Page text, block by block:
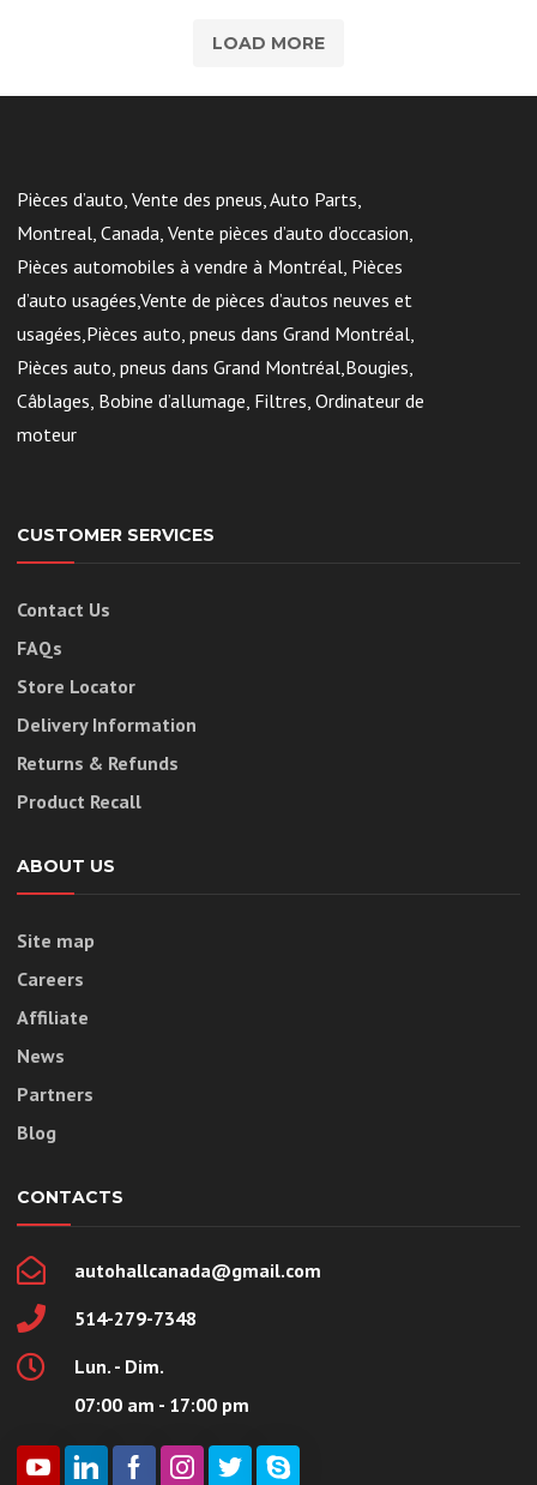
LOAD MORE
Pièces d’auto, Vente des pneus, Auto Parts,
Montreal, Canada, Vente pièces d’auto d’occasion,
Pièces automobiles à vendre à Montréal, Pièces
d’auto usagées,Vente de pièces d’autos neuves et
usagées,Pièces auto, pneus dans Grand Montréal,
Pièces auto, pneus dans Grand Montréal,Bougies,
Câblages, Bobine d’allumage, Filtres, Ordinateur de
moteur
CUSTOMER SERVICES
Contact Us
FAQs
Store Locator
Delivery Information
Returns & Refunds
Product Recall
ABOUT US
Site map
Careers
Affiliate
News
Partners
Blog
CONTACTS
autohallcanada@gmail.com
514-279-7348
Lun. - Dim.
07:00 am - 17:00 pm